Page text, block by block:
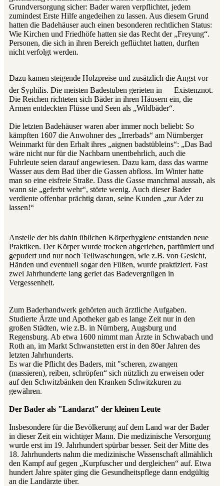
Grundversorgung sicher: Bader waren verpflichtet, jedem
zumindest Erste Hilfe angedeihen zu lassen. Aus diesem Grund
hatten die Badehäuser auch einen besonderen rechtlichen Status:
Wie Kirchen und Friedhöfe hatten sie das Recht der „Freyung“.
Personen, die sich in ihren Bereich geflüchtet hatten, durften
nicht verfolgt werden.
Dazu kamen steigende Holzpreise und zusätzlich die Angst vor
der Syphilis. Die meisten Badestuben gerieten in
Existenznot.
Die Reichen richteten sich Bäder in ihren Häusern ein, die
Armen entdeckten Flüsse und Seen als „Wildbäder“.
Die letzten Badehäuser waren aber immer noch beliebt: So
kämpften 1607 die Anwohner des „Irrerbads“ am Nürnberger
Weinmarkt für den Erhalt ihres „aignen badstübleins“: „Das Bad
wäre nicht nur für die Nachbarn unentbehrlich, auch die
Fuhrleute seien darauf angewiesen. Dazu kam, dass das warme
Wasser aus dem Bad über die Gassen abfloss. Im Winter hatte
man so eine eisfreie Straße. Dass die Gasse manchmal aussah, als
wann sie „geferbt wehr“, störte wenig. Auch dieser Bader
verdiente offenbar prächtig daran, seine Kunden „zur Ader zu
lassen!“
Anstelle der bis dahin üblichen Körperhygiene entstanden neue
Praktiken. Der Körper wurde trocken abgerieben, parfümiert und
gepudert und nur noch Teilwaschungen, wie z.B. von Gesicht,
Händen und eventuell sogar den Füßen, wurde praktiziert. Fast
zwei Jahrhunderte lang geriet das Badevergnügen in
Vergessenheit.
Zum Baderhandwerk gehörten auch ärztliche Aufgaben.
Studierte Ärzte und Apotheker gab es lange Zeit nur in den
großen Städten, wie z.B. in Nürnberg, Augsburg und
Regensburg. Ab etwa 1600 nimmt man Ärzte in Schwabach und
Roth an, im Markt Schwanstetten erst in den 80er Jahren des
letzten Jahrhunderts.
Es war die Pflicht des Baders, mit "scheren, zwangen
(massieren), reiben, schröpfen“ sich nützlich zu erweisen oder
auf den Schwitzbänken den Kranken Schwitzkuren zu
gewähren.
Der Bader als "Landarzt" der kleinen Leute
Insbesondere für die Bevölkerung auf dem Land war der Bader
in dieser Zeit ein wichtiger Mann. Die medizinische Versorgung
wurde erst im 19. Jahrhundert spürbar besser. Seit der Mitte des
18. Jahrhunderts nahm die medizinische Wissenschaft allmählich
den Kampf auf gegen „Kurpfuscher und dergleichen“ auf. Etwa
hundert Jahre später ging die Gesundheitspflege dann endgültig
an die Landärzte über.